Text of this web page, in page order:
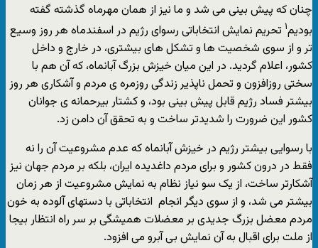
چنان که پیش بینی می شد و ما نیز از همان مهرماه گذشته گفته
بودیم۱ تحریم نمایش انتخاباتی رسوای رژیم در اسفندماه هر روز وسیع
تر و از سوی شخصیت ها و تشکل های بیشتری، در خارج و داخل
کشور، اعلام گردید. در این میان خیزش بزرگ آبانماه، که آن هم با
سختی روزافزون و تحمل ناپذیر زندگی روزمره ی مردم و آشکاری هر روز
بیشتر فساد رژیم قابل پیش بینی بود، و کشتار بیرحمانه ی جوانان
کشور این ضرورت را شدیدتر ساخت و به تحقق آن دامن زد.
با رسوایی بیشتر رژیم در خیزش آبانماه که عدم مشروعیت آن را نه
فقط در درون کشور و برای مردم داغدیده ایران، بلکه بر مردم جهان نیز
آشکارتر ساخت، از یک سو نیاز نظام به نمایش مشروعیت از هر زمان
بیشتر می شد، و از سوی دیگر انجام انتخاباتی با دستهای آلوده به خون
مردم معضل بزرگ جدیدی بر معضلات همیشگی بر سر راه انتظار بیجا
از ملت برای اقبال به آن نمایش بی آبرو می افزود.